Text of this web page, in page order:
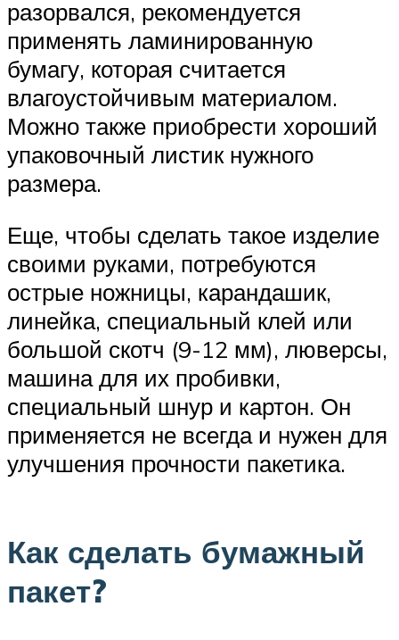
разорвался, рекомендуется
применять ламинированную
бумагу, которая считается
влагоустойчивым материалом.
Можно также приобрести хороший
упаковочный листик нужного
размера.
Еще, чтобы сделать такое изделие
своими руками, потребуются
острые ножницы, карандашик,
линейка, специальный клей или
большой скотч (9-12 мм), люверсы,
машина для их пробивки,
специальный шнур и картон. Он
применяется не всегда и нужен для
улучшения прочности пакетика.
Как сделать бумажный
пакет?